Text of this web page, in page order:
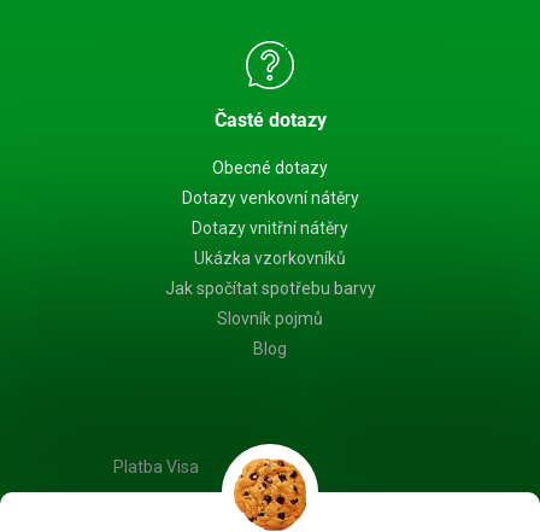
Časté dotazy
Obecné dotazy
Dotazy venkovní nátěry
Dotazy vnitřní nátěry
Ukázka vzorkovníků
Jak spočítat spotřebu barvy
Slovník pojmů
Blog
Platba Visa